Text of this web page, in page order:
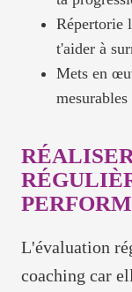
Répertorie
t'aider à
Mets en
L'évaluation
coaching car